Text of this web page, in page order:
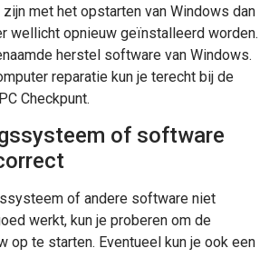
met het opstarten van Windows dan
wellicht opnieuw geïnstalleerd worden.
herstel software van Windows.
reparatie kun je terecht bij de
Checkpunt.
of software
of andere software niet
werkt, kun je proberen om de
op te starten. Eventueel kun je ook een